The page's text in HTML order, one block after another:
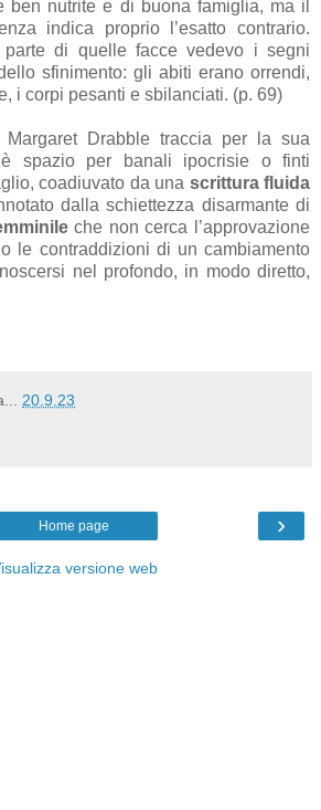
ben nutrite e di buona famiglia, ma il
indica proprio l’esatto contrario.
parte di quelle facce vedevo i segni
sfinimento: gli abiti erano orrendi,
i corpi pesanti e sbilanciati. (p. 69)
Drabble traccia per la sua
spazio per banali ipocrisie o finti
coadiuvato da una scrittura fluida
dalla schiettezza disarmante di
che non cerca l’approvazione
le contraddizioni di un cambiamento
nel profondo, in modo diretto,
20.9.23
›
Home page
versione web